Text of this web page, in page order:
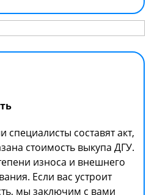
составят акт,
стоимость выкупа ДГУ.
износа и внешнего
Если вас устроит
мы заключим с вами